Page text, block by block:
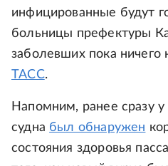
инфицированные будут
больницы префектуры
заболевших пока
ТАСС.
Напомним, ранее сразу у
судна был обнаружен
состояния здоровья